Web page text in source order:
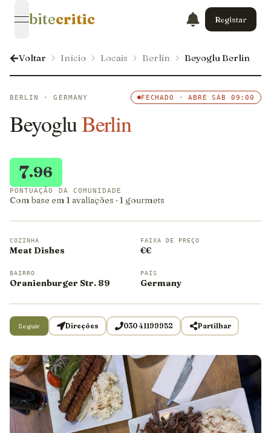
open navigation menu
bitecritic Registar
Voltar Início Locais Berlin Beyoglu Berlin
BERLIN · GERMANY FECHADO · ABRE SÁB 09:00
BeyogluBerlin
7.96
PONTUAÇÃO DA COMUNIDADE
Com base em 1 avaliações · 1 gourmets
COZINHA
Meat Dishes
FAIXA DE PREÇO
€€
BAIRRO
Oranienburger Str. 89
PAÍS
Germany
Seguir Direções 030 41199952 Partilhar